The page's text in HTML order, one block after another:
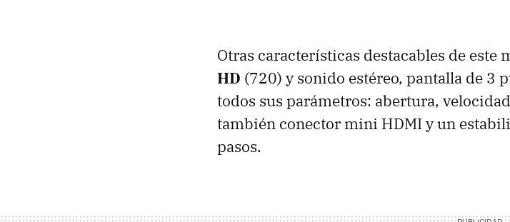
Otras características destacables de este
HD (720) y sonido estéreo, pantalla de 3
todos sus parámetros: abertura,
también conector mini HDMIy un
pasos.